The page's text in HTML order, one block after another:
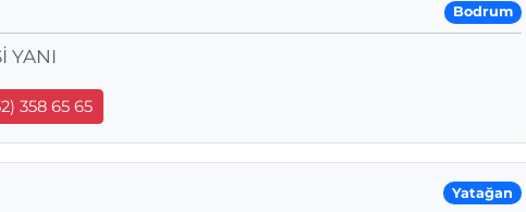
Bodrum
YANI
358 65 65
Yatağan